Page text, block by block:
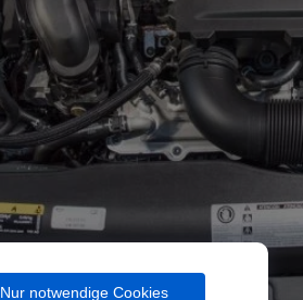
Nur notwendige Cookies